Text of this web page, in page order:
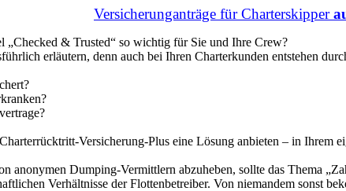
Versicherunganträge für Charterskipper
„Checked & Trusted“ so wichtig für Sie und Ihre Crew?
erläutern, denn auch bei Ihren Charterkunden entstehen
Versicherung-Plus eine Lösung anbieten – in Ihrem
anonymen Dumping-Vermittlern abzuheben, sollte das Thema
Verhältnisse der Flottenbetreiber. Von niemandem sonst